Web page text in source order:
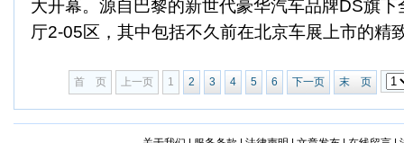
大开幕。源自巴黎的新世代豪华汽车品牌DS旗
厅2-05区，其中包括不久前在北京车展上市的精
首 页 上一页 1 2 3 4 5 6 下一页 末 页